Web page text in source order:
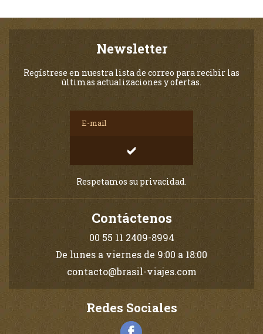
Newsletter
Regístrese en nuestra lista de correo para recibir las
últimas actualizaciones y ofertas.
Respetamos su privacidad.
Contáctenos
00 55 11 2409-8994
De lunes a viernes de 9:00 a 18:00
contacto@brasil-viajes.com
Redes Sociales